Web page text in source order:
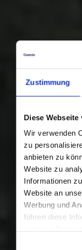
Zustimmung
Diese
Wir verwenden
zu
anbieten zu
Website zu
Informationen
Website an
Werbung und
führen diese